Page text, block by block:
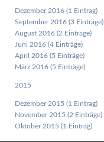
Dezember 2016 (1 Eintrag)
September 2016 (3 Einträge)
August 2016 (2 Einträge)
Juni 2016 (4 Einträge)
April 2016 (5 Einträge)
März 2016 (5 Einträge)
2015
Dezember 2015 (1 Eintrag)
November 2015 (2 Einträge)
Oktober 2015 (1 Eintrag)